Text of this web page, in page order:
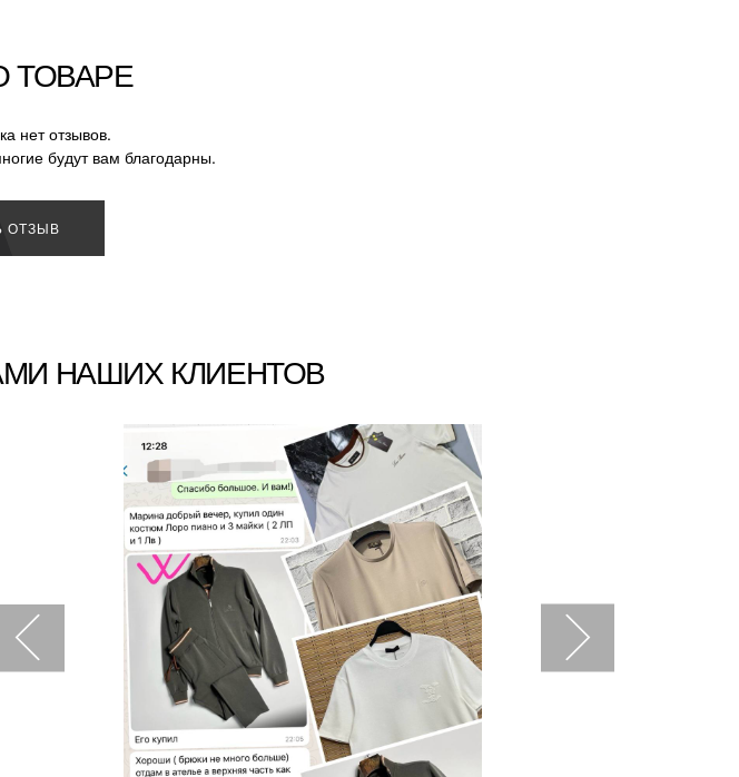
ТОВАРЕ
нет отзывов.
будут вам благодарны.
ОТЗЫВ
НАШИХ КЛИЕНТОВ